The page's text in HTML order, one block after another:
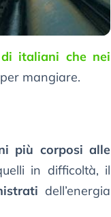
italiani che nei
mangiare.
più corposi alle
in difficoltà, il
dell’energia